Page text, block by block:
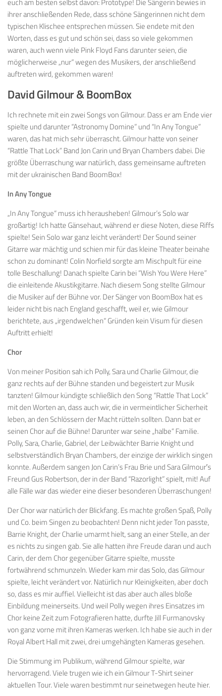
ihrer anschließenden Rede, dass schöne Sängerinnen nicht dem
typischen Klischee entsprechen müssen. Sie endete mit den
Worten, dass es gut und schön sei, dass so viele gekommen
waren, auch wenn viele Pink Floyd Fans darunter seien, die
möglicherweise „nur“ wegen des Musikers, der anschließend
auftreten wird, gekommen waren!
David Gilmour & BoomBox
Ich rechnete mit ein zwei Songs von Gilmour. Dass er am Ende vier
spielte und darunter “Astronomy Domine” und “In Any Tongue”
waren, das hat mich sehr überrascht. Gilmour hatte von seiner
“Rattle That Lock” Band Jon Carin und Bryan Chambers dabei. Die
größte Überraschung war natürlich, dass gemeinsame auftreten
mit der ukrainischen Band BoomBox!
In Any Tongue
„In Any Tongue“ muss ich herausheben! Gilmour’s Solo war
großartig! Ich hatte Gänsehaut, während er diese Noten, diese Riffs
spielte! Sein Solo war ganz leicht verändert! Der Sound seiner
Gitarre war mächtig und schien mir für das kleine Theater beinahe
schon zu dominant! Colin Norfield sorgte am Mischpult für eine
tolle Beschallung! Danach spielte Carin bei “Wish You Were Here”
die einleitende Akustikgitarre. Nach diesem Song stellte Gilmour
die Musiker auf der Bühne vor. Der Sänger von BoomBox hat es
leider nicht bis nach England geschafft, weil er, wie Gilmour
berichtete, aus „irgendwelchen“ Gründen kein Visum für diesen
Auftritt erhielt!
Chor
Von meiner Position sah ich Polly, Sara und Charlie Gilmour, die
ganz rechts auf der Bühne standen und begeistert zur Musik
tanzten! Gilmour kündigte schließlich den Song “Rattle That Lock”
mit den Worten an, dass auch wir, die in vermeintlicher Sicherheit
leben, an den Schlössern der Macht rütteln sollten. Dann bat er
seinen Chor auf die Bühne! Darunter war seine „halbe“ Familie.
Polly, Sara, Charlie, Gabriel, der Leibwächter Barrie Knight und
selbstverständlich Bryan Chambers, der einzige der wirklich singen
konnte. Außerdem sangen Jon Carin’s Frau Brie und Sara Gilmour′s
Freund Gus Robertson, der in der Band “Razorlight” spielt, mit! Auf
alle Fälle war das wieder eine dieser besonderen Überraschungen!
Der Chor war natürlich der Blickfang. Es machte großen Spaß, Polly
und Co. beim Singen zu beobachten! Denn nicht jeder Ton passte,
Barrie Knight, der Charlie umarmt hielt, sang an einer Stelle, an der
es nichts zu singen gab. Sie alle hatten ihre Freude daran und auch
Carin, der dem Chor gegenüber Gitarre spielte, musste
fortwährend schmunzeln. Wieder kam mir das Solo, das Gilmour
spielte, leicht verändert vor. Natürlich nur Kleinigkeiten, aber doch
so, dass es mir auffiel. Vielleicht ist das aber auch alles bloße
Einbildung meinerseits. Und weil Polly wegen ihres Einsatzes im
Chor keine Zeit zum Fotografieren hatte, durfte Jill Furmanovsky
von ganz vorne mit ihren Kameras werken. Ich habe sie auch in der
Royal Albert Hall mit zwei, drei umgehängten Kameras gesehen.
Die Stimmung im Publikum, während Gilmour spielte, war
hervorragend. Viele trugen wie ich ein Gilmour T-Shirt seiner
aktuellen Tour. Viele waren bestimmt nur seinetwegen heute hier.